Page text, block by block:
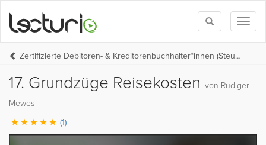
Toggle
search
Zertifizierte Debitoren- & Kreditorenbuchhalter*innen (Steuer-Fachschule Dr. Endriss)
17. Grundzüge Reisekosten von Rüdiger
Mewes
(1)